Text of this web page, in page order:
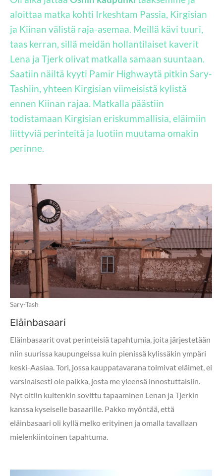
aloittaa matka kohti Irkeshtam Passia, Kirgisian
ja Kiinan välistä raja-asemaa. Meillä kävi tuuri,
taas kerran, sillä meidän hollantilaiset kaverit
Lena ja Tjerk olivat matkalla samaan suuntaan.
Saatiin näiltä kyyti Pamir Highwaytä pitkin Sary-
Tashiin, yhteen Kirgisian viimeisistä kylistä
ennen Kiinan rajaa. Matkalla päästiin
todistamaan Kirgisian eriskummallisia, eläimiin
liittyviä perinteitä ja luotiin muutama omakin
perinne.
Sary-Tash
Eläinbasaari
Eläinbasaarit ovat perinteisiä tapahtumia, joita järjestetään
niin suurissa kaupungeissa kuin pienissä kylissäkin ympäri
keski-Aasiaa. Tori, jossa kauppatavarana toimivat eläimet, ei
varsinaisesti ole paikka, josta me yleensä innostuttaisiin.
Nyt oltiin kuitenkin sovittu tapaaminen Lenan ja Tjerkin
kanssa kyseiselle basaarille. Pakko myöntää, että
eläinbasaari oli kyllä melko erityinen ja omalla tavallaan
mielenkiintoinen tapahtuma.